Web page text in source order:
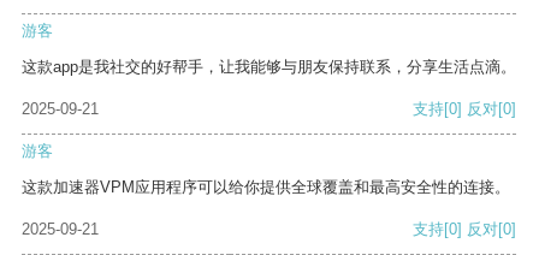
游客
这款app是我社交的好帮手，让我能够与朋友保持联系，分享生活点滴。
2025-09-21 支持[0] 反对[0]
游客
这款加速器VPM应用程序可以给你提供全球覆盖和最高安全性的连接。
2025-09-21 支持[0] 反对[0]